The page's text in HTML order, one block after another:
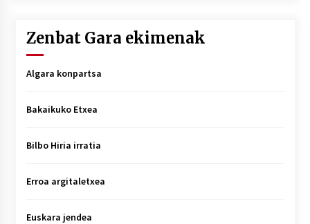
Zenbat Gara ekimenak
Algara konpartsa
Bakaikuko Etxea
Bilbo Hiria irratia
Erroa argitaletxea
Euskara jendea